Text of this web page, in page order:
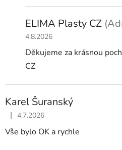
í
ELIMA Plasty CZ
4.8.2026
Děkujeme za krásnou
CZ
Karel Šuranský
Hodnocení obchodu je 5 z 5
| 4.7.2026
Vše bylo OK a rychle